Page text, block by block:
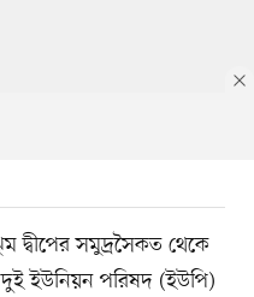
দ্বীপের সমুদ্রসৈকত থেকে
ইউনিয়ন পরিষদ (ইউপি)